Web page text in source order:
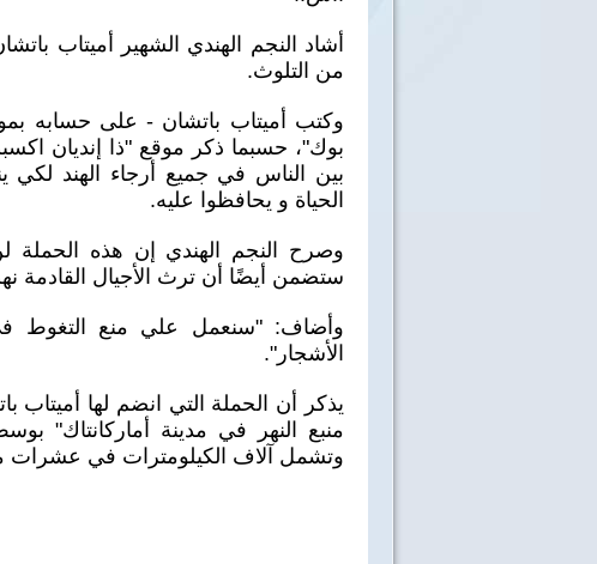
أشاد النجم الهندي الشهير أميتاب
من التلوث.
وكتب أميتاب باتشان - على حسابه
بوك"، حسبما ذكر موقع "ذا إنديان
بين الناس في جميع أرجاء الهند لكي
الحياة و يحافظوا عليه.
وصرح النجم الهندي إن هذه الحملة
ستضمن أيضًا أن ترث الأجيال القادمة
وأضاف: "سنعمل علي منع التغوط
الأشجار".
منبع النهر في مدينة أماركانتاك"
وتشمل آلاف الكيلومترات في عشرات من